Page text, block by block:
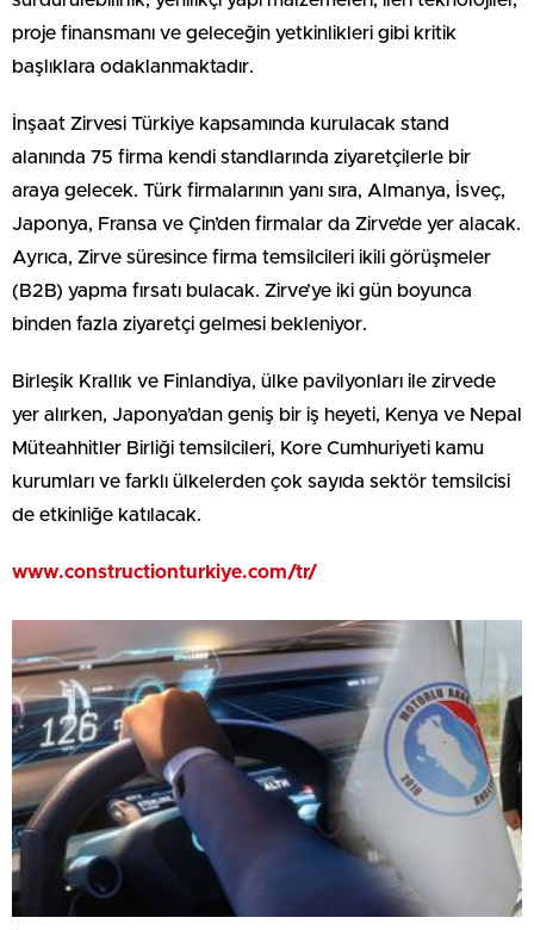
proje finansmanı ve geleceğin yetkinlikleri gibi kritik
başlıklara odaklanmaktadır.
İnşaat Zirvesi Türkiye kapsamında kurulacak stand
alanında 75 firma kendi standlarında ziyaretçilerle bir
araya gelecek. Türk firmalarının yanı sıra, Almanya, İsveç,
Japonya, Fransa ve Çin’den firmalar da Zirve’de yer alacak.
Ayrıca, Zirve süresince firma temsilcileri ikili görüşmeler
(B2B) yapma fırsatı bulacak. Zirve’ye iki gün boyunca
binden fazla ziyaretçi gelmesi bekleniyor.
Birleşik Krallık ve Finlandiya, ülke pavilyonları ile zirvede
yer alırken, Japonya’dan geniş bir iş heyeti, Kenya ve Nepal
Müteahhitler Birliği temsilcileri, Kore Cumhuriyeti kamu
kurumları ve farklı ülkelerden çok sayıda sektör temsilcisi
de etkinliğe katılacak.
www.constructionturkiye.com/tr/